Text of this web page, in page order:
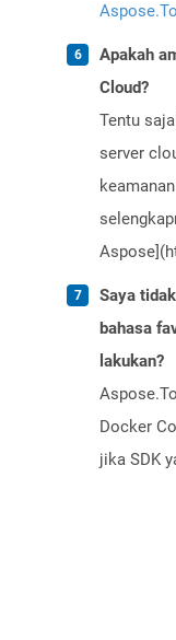
Apakah
Cloud?
Tentu
server
Saya
bahasa
lakukan?
Docker
jika SDK